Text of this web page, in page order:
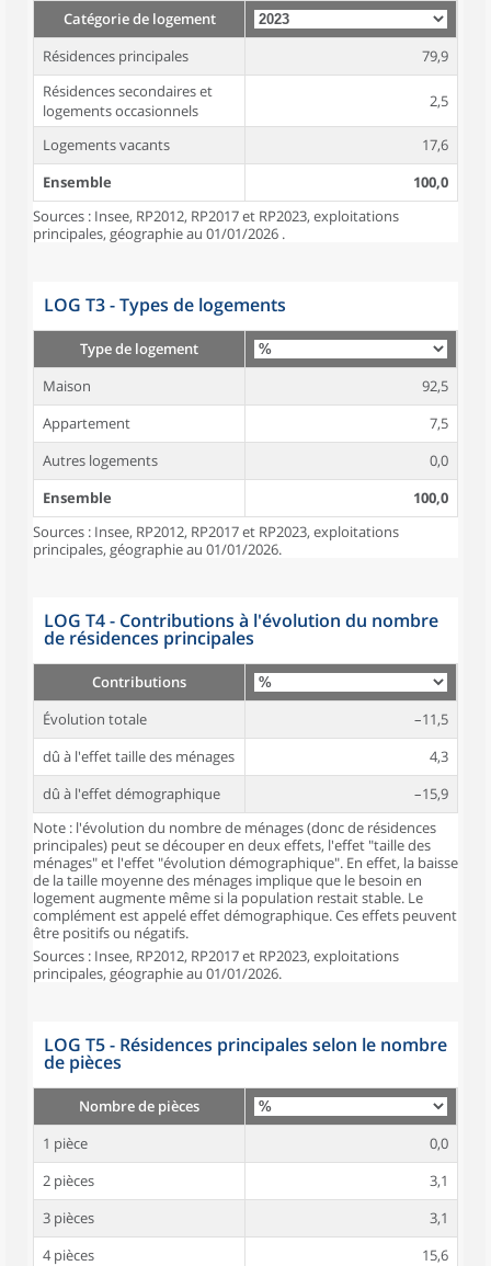
Catégorie de logement
Résidences principales
79,9
Résidences secondaires et
logements occasionnels
2,5
Logements vacants
17,6
Ensemble
100,0
Sources : Insee, RP2012, RP2017 et RP2023, exploitations
principales, géographie au 01/01/2026 .
LOG T3 - Types de logements
Type de logement
Maison
92,5
Appartement
7,5
Autres logements
0,0
Ensemble
100,0
Sources : Insee, RP2012, RP2017 et RP2023, exploitations
principales, géographie au 01/01/2026.
LOG T4 - Contributions à l'évolution du nombre
de résidences principales
Contributions
Évolution totale
–11,5
dû à l'effet taille des ménages
4,3
dû à l'effet démographique
–15,9
Note : l'évolution du nombre de ménages (donc de résidences
principales) peut se découper en deux effets, l'effet "taille des
ménages" et l'effet "évolution démographique". En effet, la baisse
de la taille moyenne des ménages implique que le besoin en
logement augmente même si la population restait stable. Le
complément est appelé effet démographique. Ces effets peuvent
être positifs ou négatifs.
Sources : Insee, RP2012, RP2017 et RP2023, exploitations
principales, géographie au 01/01/2026.
LOG T5 - Résidences principales selon le nombre
de pièces
Nombre de pièces
1 pièce
0,0
2 pièces
3,1
3 pièces
3,1
4 pièces
15,6